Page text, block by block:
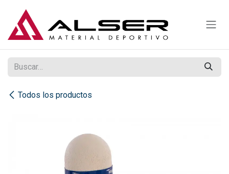
Todos los productos